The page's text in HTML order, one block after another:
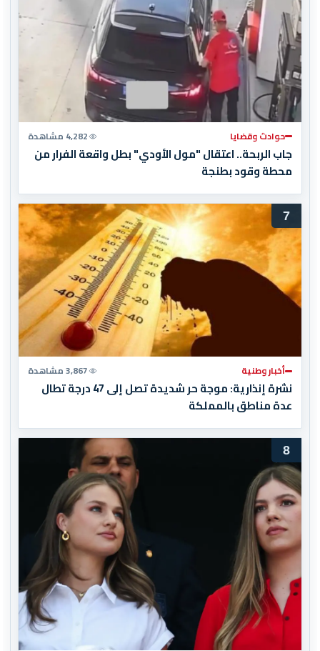
حوادث وقضايا 4,282 مشاهدة
جاب الربحة.. اعتقال "مول الأودي" بطل واقعة الفرار من
محطة وقود بطنجة
7
أخبار وطنية 3,867 مشاهدة
نشرة إنذارية: موجة حر شديدة تصل إلى 47 درجة تطال
عدة مناطق بالمملكة
8